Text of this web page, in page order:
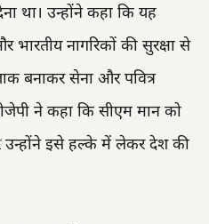
था। उन्होंने कहा कि यह
नागरिकों की सुरक्षा से
बनाकर सेना और पवित्र
ने कहा कि सीएम मान को
इसे हल्के में लेकर देश की